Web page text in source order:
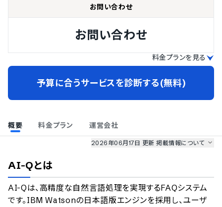
お問い合わせ
お問い合わせ
料金プランを見る
予算に合うサービスを診断する(無料)
概要 料金プラン 運営会社
2026年06月17日 更新掲載情報について
のサービスデータを参照しています。
情報更新者： AI最強ナビ編集部 情報取得元 掲載修正依頼
AI-Qとは
AI-Qは、高精度な自然言語処理を実現するFAQシステム
です。IBM Watsonの日本語版エンジンを採用し、ユーザ